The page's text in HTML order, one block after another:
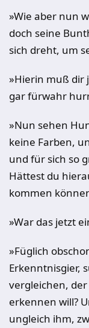
»Wie aber nun
doch seine
sich dreht, um
»Hierin muß dir
gar fürwahr
»Nun sehen
keine Farben,
und für sich so
Hättest du
kommen
»War das jetzt
»Füglich
Erkenntnisgier,
vergleichen,
erkennen will?
ungleich ihm,